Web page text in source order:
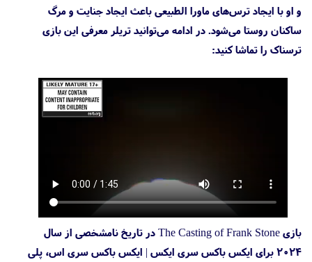
و او با ایجاد ترس‌های ماورا الطبیعی باعث ایجاد جنایت و مرگ
ساکنان روستا می‌شود. در ادامه می‌توانید تریلر معرفی این بازی
ترسناک را تماشا کنید:
بازی The Casting of Frank Stone در تاریخ نامشخصی از سال
۲۰۲۴ برای ایکس باکس سری ایکس | ایکس باکس سری اس، پلی